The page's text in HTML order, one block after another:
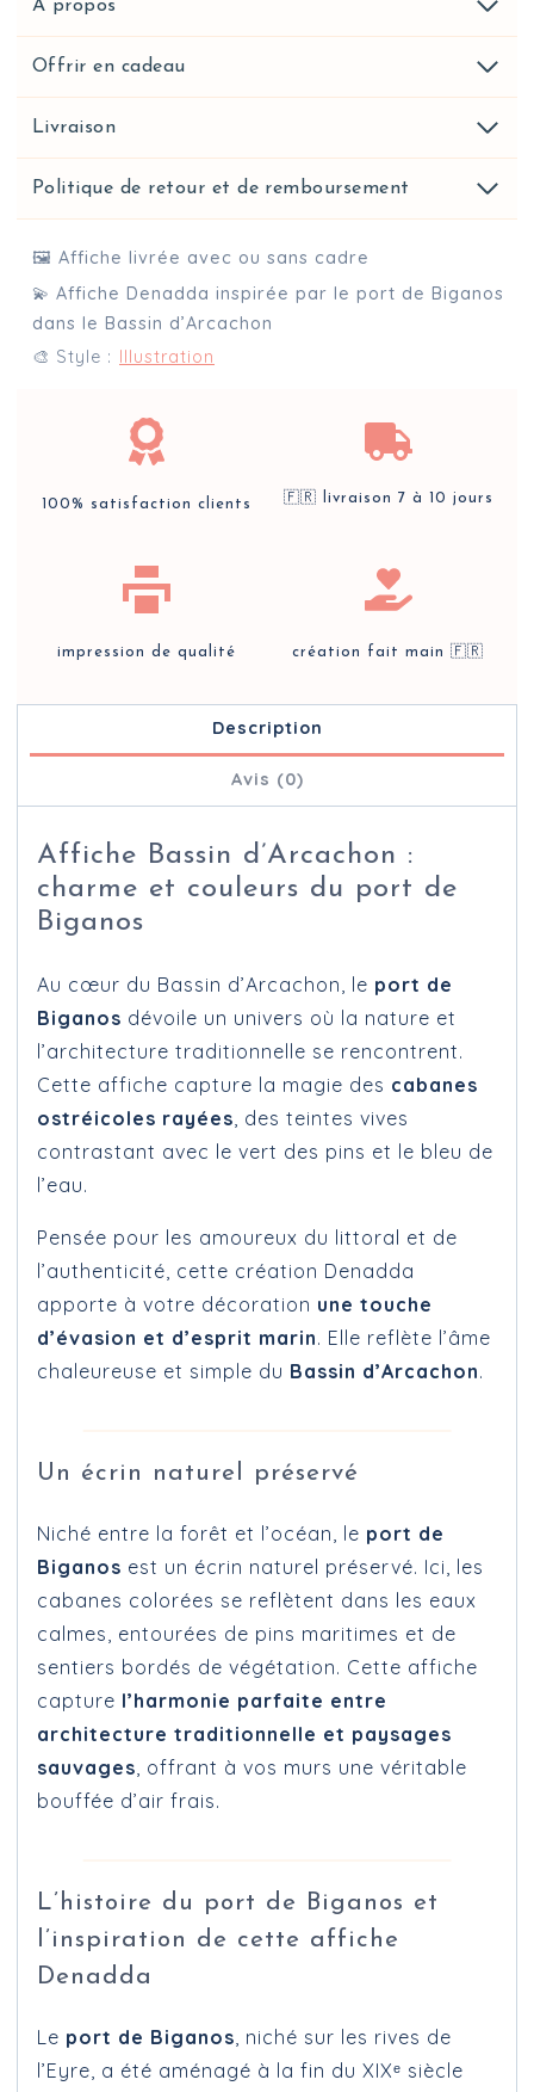
À propos
Offrir en cadeau
Livraison
Politique de retour et de remboursement
🖼️ Affiche livrée avec ou sans cadre
💫 Affiche Denadda inspirée par le port de Biganos
dans le Bassin d’Arcachon
🎨 Style : Illustration
100% satisfaction clients 🇫🇷 livraison 7 à 10 jours
impression de qualité création fait main 🇫🇷
Description
Avis (0)
Affiche Bassin d’Arcachon :
charme et couleurs du port de
Biganos
Au cœur du Bassin d’Arcachon, le port de
Biganos dévoile un univers où la nature et
l’architecture traditionnelle se rencontrent.
Cette affiche capture la magie des cabanes
ostréicoles rayées , des teintes vives
contrastant avec le vert des pins et le bleu de
l’eau.
Pensée pour les amoureux du littoral et de
l’authenticité, cette création Denadda
apporte à votre décoration une touche
d’évasion et d’esprit marin. Elle reflète l’âme
chaleureuse et simple du Bassin d’Arcachon.
Un écrin naturel préservé
Niché entre la forêt et l’océan, le port de
Biganos est un écrin naturel préservé. Ici, les
cabanes colorées se reflètent dans les eaux
calmes, entourées de pins maritimes et de
sentiers bordés de végétation. Cette affiche
capture l’harmonie parfaite entre
architecture traditionnelle et paysages
sauvages , offrant à vos murs une véritable
bouffée d’air frais.
L’histoire du port de Biganos et
l’inspiration de cette affiche
Denadda
Le port de Biganos , niché sur les rives de
l’Eyre, a été aménagé à la fin du XIXᵉ siècle